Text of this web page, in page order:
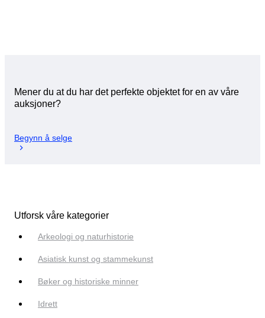
Mener du at du har det perfekte objektet for en av våre
auksjoner?
Begynn å selge
Utforsk våre kategorier
Arkeologi og naturhistorie
Asiatisk kunst og stammekunst
Bøker og historiske minner
Idrett